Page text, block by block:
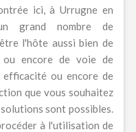
ici, à Urrugne en
grand nombre de
l'hôte aussi bien de
ou encore de voie de
ou encore de
que vous souhaitez
sont possibles.
à l'utilisation de